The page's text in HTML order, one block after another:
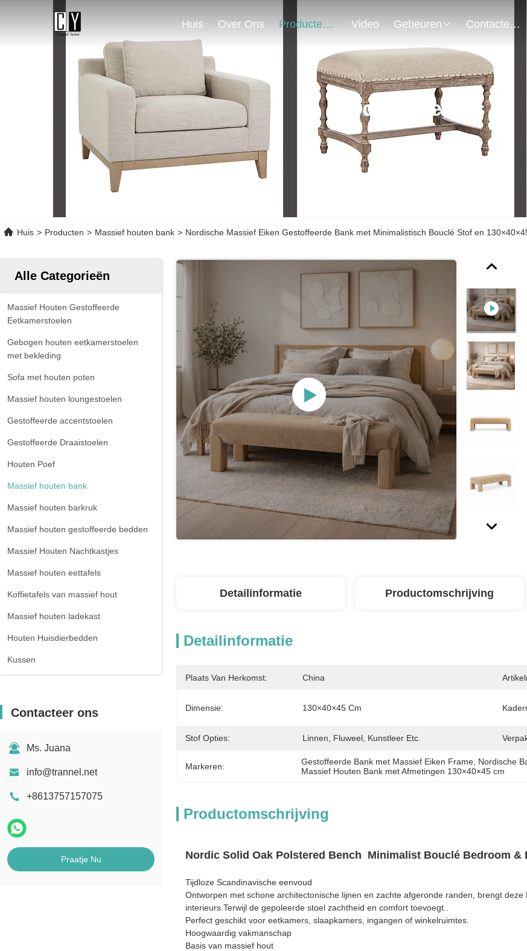
Huis Over Ons Producten Video Gebeuren Contacteer Ons
Product Details
Huis > Producten > Massief houten bank > Nordische Massief Eiken Gestoffeerde Bank met Minimalistisch Bouclé Stof en
Alle Categorieën
Massief Houten Gestoffeerde
Eetkamerstoelen
Gebogen houten eetkamerstoelen
met bekleding
Sofa met houten poten
Massief houten loungestoelen
Gestoffeerde accentstoelen
Gestoffeerde Draaistoelen
Houten Poef
Massief houten bank
Massief houten barkruk
Massief houten gestoffeerde bedden
Massief Houten Nachtkastjes
Massief houten eettafels
Koffietafels van massief hout
Massief houten ladekast
Houten Huisdierbedden
Kussen
Contacteer ons
Ms. Juana
info@trannel.net
+8613757157075
Praatje Nu
Detailinformatie Productomschrijving
Detailinformatie
Plaats Van Herkomst: China
Dimensie: 130×40×45 Cm
Stof Opties: Linnen, Fluweel, Kunstleer Etc.
Markeren: Gestoffeerde Bank met Massief Eiken Frame Nordische
Massief Houten Bank met Afmetingen 130×40×45 cm
Productomschrijving
Nordic Solid Oak Polstered Bench ️ Minimalist Bouclé Bedroom &
Tijdloze Scandinavische eenvoud
Ontworpen met schone architectonische lijnen en zachte afgeronde randen, brengt
interieurs.Terwijl de gepoleerde stoel zachtheid en comfort toevoegt..
Perfect geschikt voor eetkamers, slaapkamers, ingangen of winkelruimtes.
Hoogwaardig vakmanschap
Basis van massief hout